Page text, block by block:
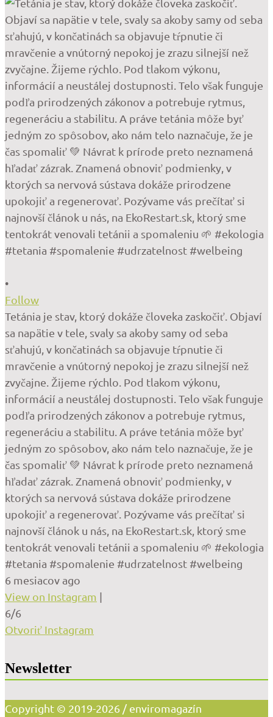
•
Follow
Tetánia je stav, ktorý dokáže človeka zaskočiť. Objaví
sa napätie v tele, svaly sa akoby samy od seba
sťahujú, v končatinách sa objavuje tŕpnutie či
mravčenie a vnútorný nepokoj je zrazu silnejší než
zvyčajne. Žijeme rýchlo. Pod tlakom výkonu,
informácií a neustálej dostupnosti. Telo však funguje
podľa prirodzených zákonov a potrebuje rytmus,
regeneráciu a stabilitu. A práve tetánia môže byť
jedným zo spôsobov, ako nám telo naznačuje, že je
čas spomaliť 💚 Návrat k prírode preto neznamená
hľadať zázrak. Znamená obnoviť podmienky, v
ktorých sa nervová sústava dokáže prirodzene
upokojiť a regenerovať. Pozývame vás prečítať si
najnovší článok u nás, na EkoRestart.sk, ktorý sme
tentokrát venovali tetánii a spomaleniu 🌱 #ekologia
#tetania #spomalenie #udrzatelnost #welbeing
6 mesiacov ago
View on Instagram |
6/6
Otvoriť Instagram
Newsletter
Copyright © 2019-2026 / enviromagazín